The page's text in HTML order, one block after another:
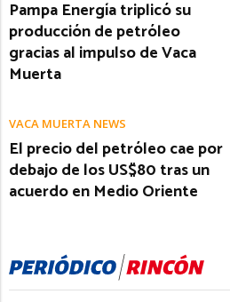
Pampa Energía triplicó su
producción de petróleo
gracias al impulso de Vaca
Muerta
VACA MUERTA NEWS
El precio del petróleo cae por
debajo de los US$80 tras un
acuerdo en Medio Oriente